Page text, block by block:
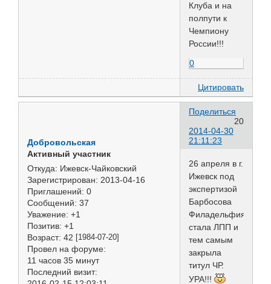
Клуба и на
полпути к
Чемпиону
России!!!
0
Цитировать
Поделиться
20
2014-04-30
21:11:23
Добровольская
Активный участник
Откуда: Ижевск-Чайковский
Зарегистрирован: 2013-04-16
Приглашений: 0
Сообщений: 37
Уважение: +1
Позитив: +1
Возраст: 42 [1984-07-20]
Провел на форуме:
11 часов 35 минут
Последний визит:
26 апреля в г.
Ижевск под
экспертизой
Барбосова
Филадельфия
стала ЛПП и
тем самым
закрыла
титул ЧР.
УРА!!!